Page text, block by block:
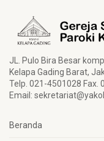
JL. Pulo Bira Besar
Kelapa Gading Barat,
Telp. 021-4501028 Fax.
Email:
Beranda